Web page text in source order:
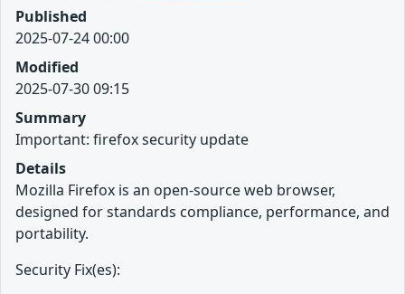
Published
2025-07-24 00:00
Modified
2025-07-30 09:15
Summary
Important: firefox security update
Details
Mozilla Firefox is an open-source web browser,
designed for standards compliance, performance, and
portability.
Security Fix(es):